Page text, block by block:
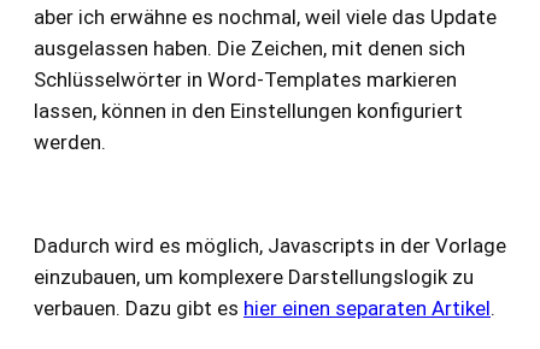
aber ich erwähne es nochmal, weil viele das Update
ausgelassen haben. Die Zeichen, mit denen sich
Schlüsselwörter in Word-Templates markieren
lassen, können in den Einstellungen konfiguriert
werden.
Dadurch wird es möglich, Javascripts in der Vorlage
einzubauen, um komplexere Darstellungslogik zu
verbauen. Dazu gibt es hier einen separaten Artikel.